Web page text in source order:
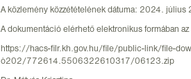
A közlemény közzétételének dátuma: 2024. július
A dokumentáció elérhető elektronikus formában
https://hacs-filr.kh.gov.hu/file/public-link/file-
ò202/772614.5506322610317/06123.zip